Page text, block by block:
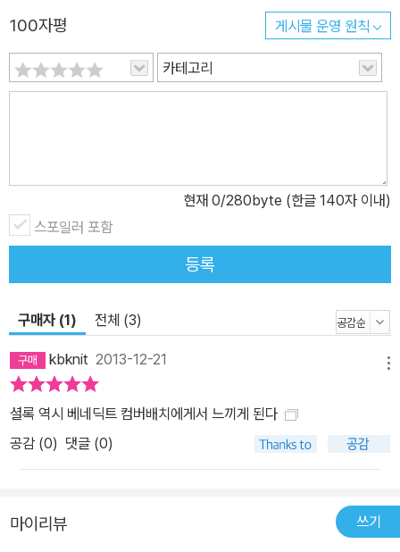
100자평 게시물 운영 원칙
카테고리
현재 0/280byte (한글 140자 이내)
스포일러 포함
등록
구매자 (1) 전체 (3)
kbknit 2013-12-21
셜록 역시 베네딕트 컴버배치에게서 느끼게 된다
공감 (0) 댓글 (0)
마이리뷰 쓰기